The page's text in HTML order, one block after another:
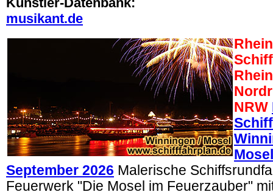
musikant.de
NRW
September 2026 Malerische
Feuerwerk "Die Mosel im Feuerzauber"